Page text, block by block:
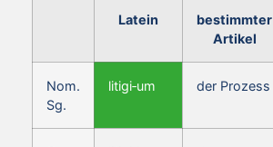
Latein
bestimmter
Artikel
Nom.
Sg.
litigi‑um der Prozess